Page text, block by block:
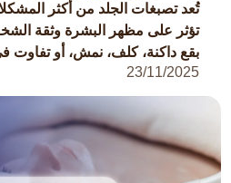
تُعد تصبغات الجلد من أكثر
تؤثر على مظهر البشرة وثقة
بقع داكنة، كلف، نمش، أو تفاوت
23/11/2025